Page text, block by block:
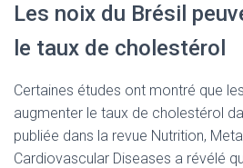
Les noix du Brésil
le taux de cholestérol
Certaines études ont montré que
augmenter le taux de cholestérol
publiée dans la revue Nutrition,
Cardiovascular Diseases a révélé